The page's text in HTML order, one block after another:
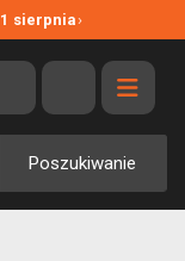
sierpnia›
Poszukiwanie